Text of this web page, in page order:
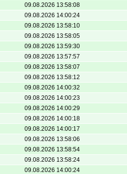
09.08.2026 13:58:08
09.08.2026 14:00:24
09.08.2026 13:58:10
09.08.2026 13:58:05
09.08.2026 13:59:30
09.08.2026 13:57:57
09.08.2026 13:58:07
09.08.2026 13:58:12
09.08.2026 14:00:32
09.08.2026 14:00:23
09.08.2026 14:00:29
09.08.2026 14:00:18
09.08.2026 14:00:17
09.08.2026 13:58:06
09.08.2026 13:58:54
09.08.2026 13:58:24
09.08.2026 14:00:24